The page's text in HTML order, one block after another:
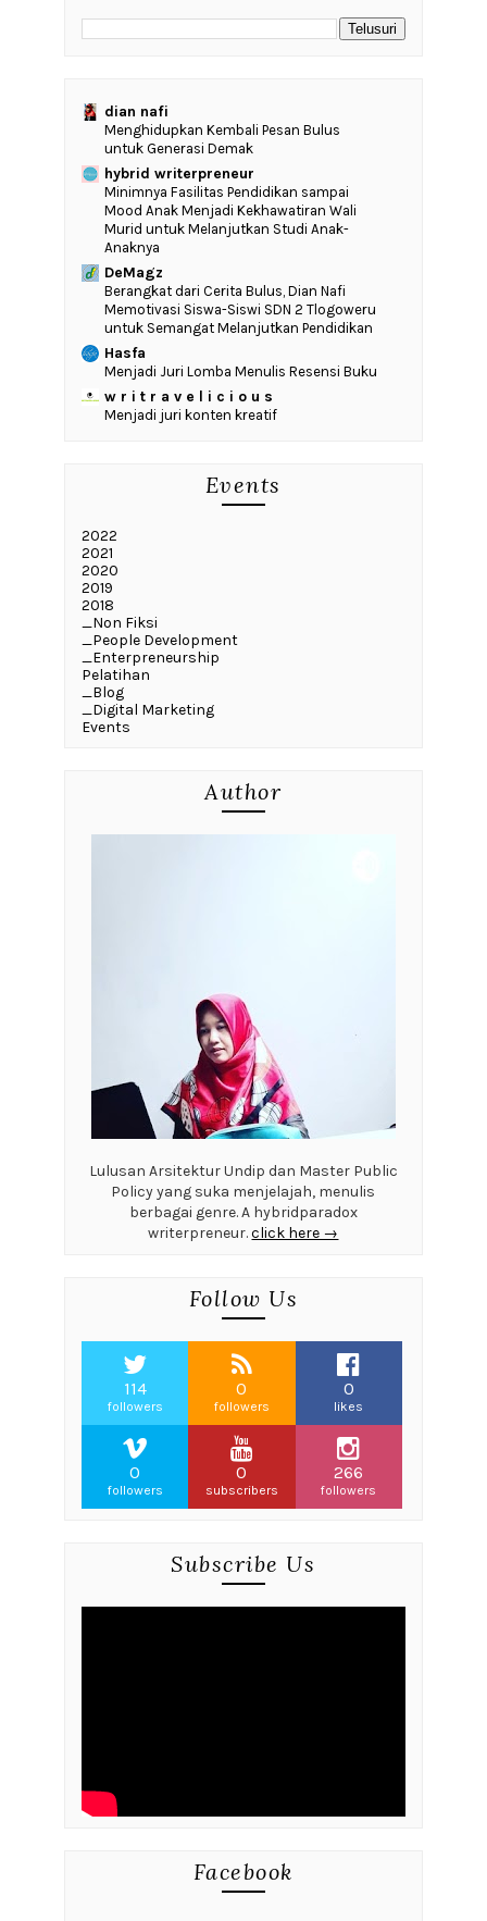
dian nafi
Menghidupkan Kembali Pesan Bulus
untuk Generasi Demak
hybrid writerpreneur
‎Minimnya Fasilitas Pendidikan sampai
Mood Anak Menjadi Kekhawatiran Wali
Murid untuk Melanjutkan Studi Anak-
Anaknya
DeMagz
‎Berangkat dari Cerita Bulus, Dian Nafi
Memotivasi Siswa-Siswi SDN 2 Tlogoweru
untuk Semangat Melanjutkan Pendidikan
Hasfa
Menjadi Juri Lomba Menulis Resensi Buku
w r i t r a v e l i c i o u s
Menjadi juri konten kreatif
Events
2022
2021
2020
2019
2018
_Non Fiksi
_People Development
_Enterpreneurship
Pelatihan
_Blog
_Digital Marketing
Events
Author
Lulusan Arsitektur Undip dan Master Public
Policy yang suka menjelajah, menulis
berbagai genre. A hybridparadox
writerpreneur.click here →
Follow Us
114
followers
0
followers
0
likes
0
followers
0
subscribers
266
followers
Subscribe Us
Facebook